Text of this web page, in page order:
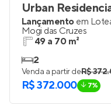
Urban
Lançamento em
Mogi das Cruzes
49 a 70 m²
2
Venda a partir deR$
R$ 372.000 7%